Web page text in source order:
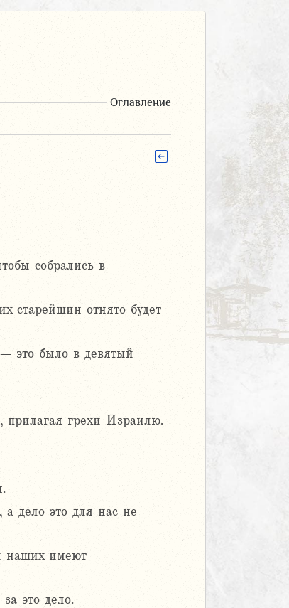
Оглавление
собрались в
старейшин отнято будет
это было в девятый
прилагая грехи Израилю.
дело это для нас не
наших имеют
это дело.